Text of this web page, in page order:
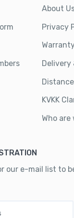
About
Privacy
Delivery
KVKK
Who are
our e-mail list to